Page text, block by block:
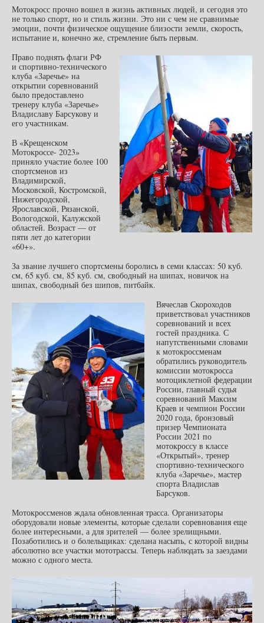
Мотокросс прочно вошел в жизнь активных людей, и сегодня это
не только спорт, но и стиль жизни. Это ни с чем не сравнимые
эмоции, почти физическое ощущение близости земли, скорость,
испытание и, конечно же, стремление быть первым.
Право поднять флаги РФ
и спортивно-технического
клуба «Заречье» на
открытии соревнований
было предоставлено
тренеру клуба «Заречье»
Владиславу Барсукову и
его участникам.
В «Крещенском
Мотокроссе- 2023»
приняло участие более 100
спортсменов из
Владимирской,
Московской, Костромской,
Нижегородской,
Ярославской, Рязанской,
Вологодской, Калужской
областей. Возраст — от
пяти лет до категории
«60+».
За звание лучшего спортсмены боролись в семи классах: 50 куб.
см, 65 куб. см, 85 куб. см, свободный на шипах, новичок на
шипах, свободный без шипов, питбайк.
Вячеслав Скороходов
приветствовал участников
соревнований и всех
гостей праздника. С
напутственными словами
к мотокроссменам
обратились руководитель
комиссии мотокросса
мотоциклетной федерации
России, главный судья
соревнований Максим
Краев и чемпион России
2020 года, бронзовый
призер Чемпионата
России 2021 по
мотокроссу в классе
«Открытый», тренер
спортивно-технического
клуба «Заречье», мастер
спорта Владислав
Барсуков.
Мотокроссменов ждала обновленная трасса. Организаторы
оборудовали новые элементы, которые сделали соревнования еще
более интересными, а для зрителей — более зрелищными.
Позаботились и о болельщиках: сделана насыпь, с которой видны
абсолютно все участки мототрассы. Теперь наблюдать за заездами
можно с одного места.